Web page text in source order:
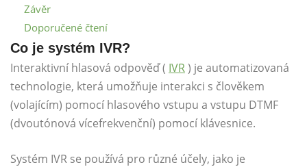
Závěr
Doporučené čtení
Co je systém IVR?
Interaktivní hlasová odpověď ( IVR) je automatizovaná
technologie, která umožňuje interakci s člověkem
(volajícím) pomocí hlasového vstupu a vstupu DTMF
(dvoutónová vícefrekvenční) pomocí klávesnice.
Systém IVR se používá pro různé účely, jako je